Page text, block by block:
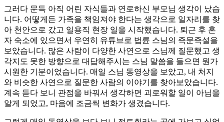
그러다 문득 아직 어린 자식들과 연로하신 부모님 생각이 났습
니다. 어떻게든 가족을 책임져야 한다는 생각으로 일자리를 찾
아 천안으로 갔고 일용직 현장 일을 시작했습니다. 퇴근 후 혼
자 숙소에 있으면서 우연히 유튜브로 법륜 스님의 즉문즉설을
보았습니다. 많은 사람이 다양한 사연으로 스님께 질문했고 생
각지도 못한 방향으로 대답해주시는 스님 말씀을 들으면 뭔가
시원한 기분이었습니다. 매일 스님 동영상을 보았고, 내 처지
와 비슷한 사연으로 질문한 사람의 이야기를 찾아보았습니다.
계속 듣다 보니 관점을 바꿔서 생각하면 괴로워할 일이 아님을
알게 되었고, 마음에 조금씩 변화가 생겼습니다.